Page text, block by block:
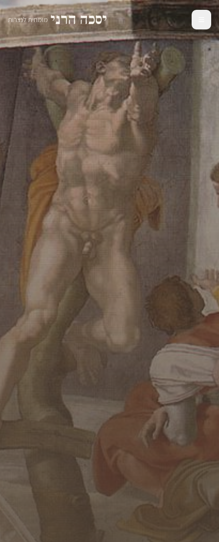
יסכה הרני מומחית לנצרות